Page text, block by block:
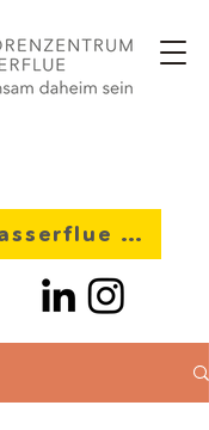
Projekt Wasserflue 2028